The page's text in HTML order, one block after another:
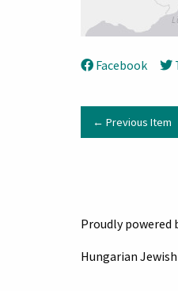
Facebook
← Previous Item
Proudly powered
Hungarian